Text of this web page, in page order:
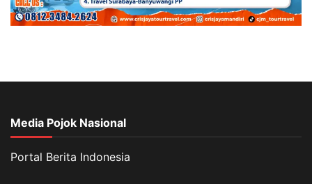
Media Pojok Nasional
Portal Berita Indonesia